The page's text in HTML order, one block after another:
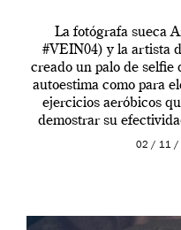
La fotógrafa sueca
#VEIN04) y la artista
creado un palo de selfie
autoestima como para
ejercicios aeróbicos
demostrar su
02 / 11